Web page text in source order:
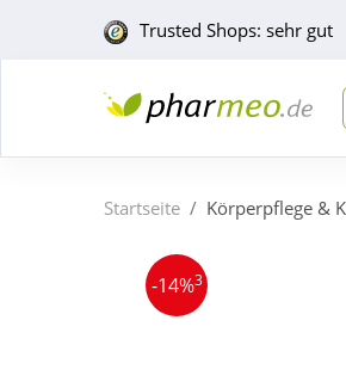
Trusted Shops: sehr gut
Startseite Körperpflege &
-14%3